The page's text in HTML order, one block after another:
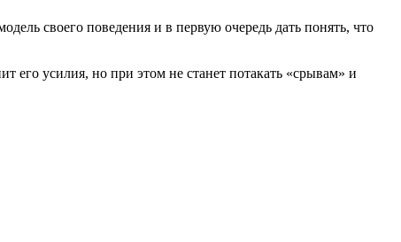
своего поведения и в первую очередь дать понять, что
его усилия, но при этом не станет потакать «срывам» и